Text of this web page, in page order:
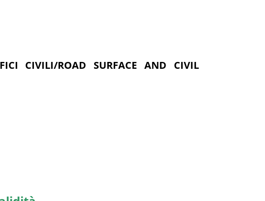
CIVILI/ROAD SURFACE AND CIVIL